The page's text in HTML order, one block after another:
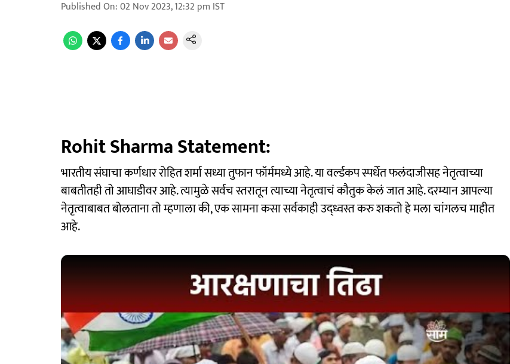
Published On:02 Nov 2023, 12:32 pm IST
Rohit Sharma Statement:
भारतीय संघाचा कर्णधार रोहित शर्मा सध्या तुफान फॉर्ममध्ये आहे. या वर्ल्डकप स्पर्धेत फलंदाजीसह नेतृत्वाच्या
बाबतीतही तो आघाडीवर आहे. त्यामुळे सर्वच स्तरातून त्याच्या नेतृत्वाचं कौतुक केलं जात आहे. दरम्यान आपल्या
नेतृत्वाबाबत बोलताना तो म्हणाला की, एक सामना कसा सर्वकाही उद्ध्वस्त करु शकतो हे मला चांगलच माहीत
आहे.